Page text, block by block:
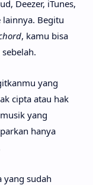
Deezer, iTunes,
Begitu
, kamu bisa
yang
cipta atau hak
yang
hanya
yang sudah